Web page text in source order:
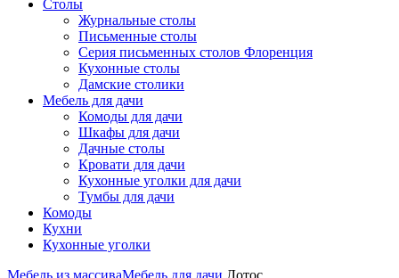
Столы
Журнальные столы
Письменные столы
Серия письменных столов Флоренция
Кухонные столы
Дамские столики
Мебель для дачи
Комоды для дачи
Шкафы для дачи
Дачные столы
Кровати для дачи
Кухонные уголки для дачи
Тумбы для дачи
Комоды
Кухни
Кухонные уголки
Мебель из массиваМебель для дачи Лотос